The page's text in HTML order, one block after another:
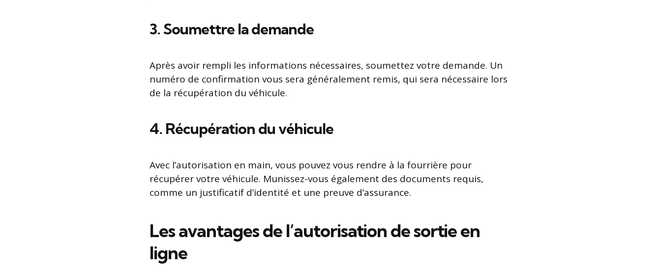
3. Soumettre la demande
Après avoir rempli les informations nécessaires, soumettez votre demande. Un
numéro de confirmation vous sera généralement remis, qui sera nécessaire lors
de la récupération du véhicule.
4. Récupération du véhicule
Avec l’autorisation en main, vous pouvez vous rendre à la fourrière pour
récupérer votre véhicule. Munissez-vous également des documents requis,
comme un justificatif d’identité et une preuve d’assurance.
Les avantages de l’autorisation de sortie en
ligne